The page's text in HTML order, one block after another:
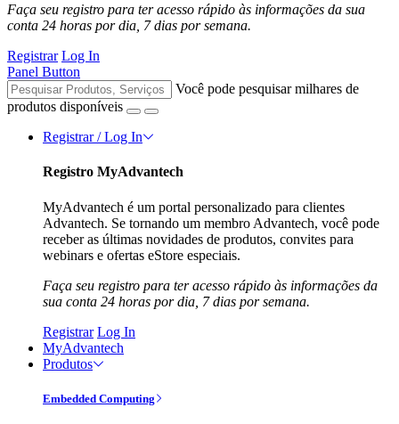
Faça seu registro para ter acesso rápido às informações da sua
conta 24 horas por dia, 7 dias por semana.
Registrar Log In
Panel Button
Você pode pesquisar milhares de
produtos disponíveis
Registrar / Log In
Registro MyAdvantech
MyAdvantech é um portal personalizado para clientes
Advantech. Se tornando um membro Advantech, você pode
receber as últimas novidades de produtos, convites para
webinars e ofertas eStore especiais.
Faça seu registro para ter acesso rápido às informações da
sua conta 24 horas por dia, 7 dias por semana.
Registrar Log In
MyAdvantech
Produtos
Embedded Computing